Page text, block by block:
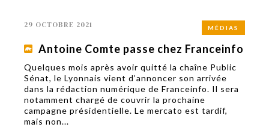
MÉDIAS
29 OCTOBRE 2021
Antoine Comte passe chez Franceinfo
Quelques mois après avoir quitté la chaîne Public
Sénat, le Lyonnais vient d’annoncer son arrivée
dans la rédaction numérique de Franceinfo. Il sera
notamment chargé de couvrir la prochaine
campagne présidentielle. Le mercato est tardif,
mais non...